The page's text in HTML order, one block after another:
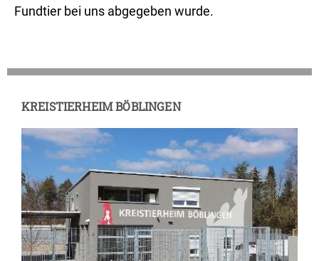
Fundtier bei uns abgegeben wurde.
KREISTIERHEIM BÖBLINGEN